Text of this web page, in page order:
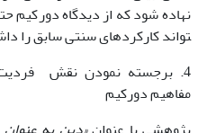
نهاده شود که از دیدگاه دورکیم
تواند کارکرد­های سنتی سابق را
4. برجسته نمودن نقش
مفاهیم دورکیم